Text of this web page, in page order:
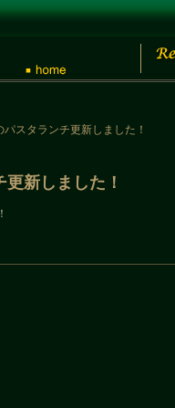
スタランチ更新しました！
新しました！